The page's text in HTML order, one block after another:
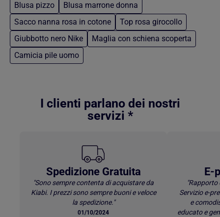
Blusa pizzo
Blusa marrone donna
Sacco nanna rosa in cotone
Top rosa girocollo
Giubbotto nero Nike
Maglia con schiena scoperta
Camicia pile uomo
I clienti parlano dei nostri
servizi *
Spedizione Gratuita
"Sono sempre contenta di acquistare da
Kiabi. I prezzi sono sempre buoni e veloce
la spedizione."
01/10/2024
E-
Servizio e-
e
educato e